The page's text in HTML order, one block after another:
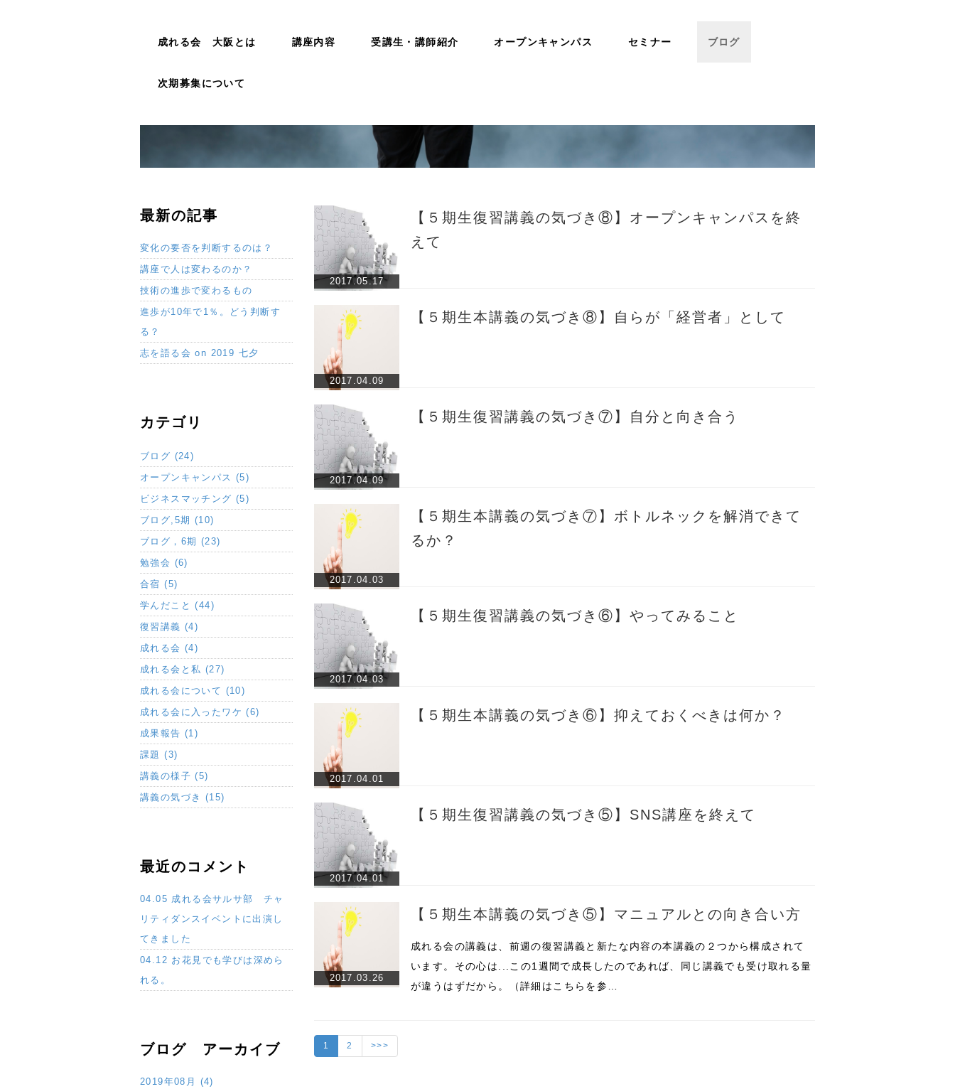
成れる会 大阪とは 講座内容 受講生・講師紹介 オープンキャンパス セミナー ブログ
次期募集について
2017.05.17
【５期生復習講義の気づき⑧】オープンキャンパスを終
えて
2017.04.09
【５期生本講義の気づき⑧】自らが「経営者」として
2017.04.09
【５期生復習講義の気づき⑦】自分と向き合う
2017.04.03
【５期生本講義の気づき⑦】ボトルネックを解消できて
るか？
2017.04.03
【５期生復習講義の気づき⑥】やってみること
2017.04.01
【５期生本講義の気づき⑥】抑えておくべきは何か？
2017.04.01
【５期生復習講義の気づき⑤】SNS講座を終えて
2017.03.26
【５期生本講義の気づき⑤】マニュアルとの向き合い方
成れる会の講義は、前週の復習講義と新たな内容の本講義の２つから構成されて
います。その心は...この1週間で成長したのであれば、同じ講義でも受け取れる量
が違うはずだから。（詳細はこちらを参…
1 2 >>>
最新の記事
変化の要否を判断するのは？
講座で人は変わるのか？
技術の進歩で変わるもの
進歩が10年で1％。どう判断す
る？
志を語る会 on 2019 七夕
カテゴリ
ブログ (24)
オープンキャンパス (5)
ビジネスマッチング (5)
ブログ,5期 (10)
ブログ，6期 (23)
勉強会 (6)
合宿 (5)
学んだこと (44)
復習講義 (4)
成れる会 (4)
成れる会と私 (27)
成れる会について (10)
成れる会に入ったワケ (6)
成果報告 (1)
課題 (3)
講義の様子 (5)
講義の気づき (15)
最近のコメント
04.05 成れる会サルサ部 チャ
リティダンスイベントに出演し
てきました
04.12 お花見でも学びは深めら
れる。
ブログ アーカイブ
2019年08月 (4)